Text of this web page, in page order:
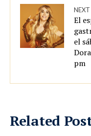
El
el
pm
Related